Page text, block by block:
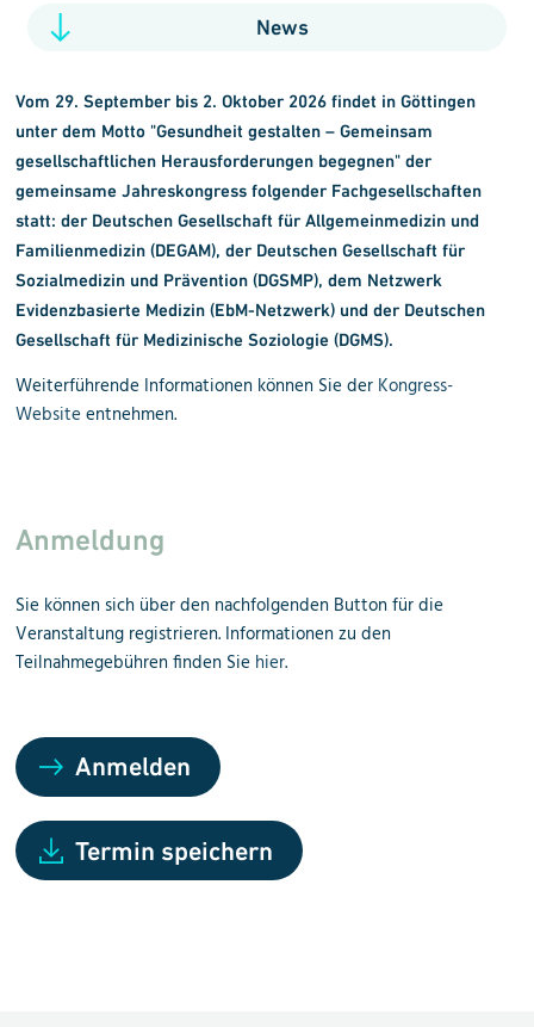
News
Vom 29. September bis 2. Oktober 2026 findet in Göttingen
unter dem Motto "Gesundheit gestalten – Gemeinsam
gesellschaftlichen Herausforderungen begegnen" der
gemeinsame Jahreskongress folgender Fachgesellschaften
statt: der Deutschen Gesellschaft für Allgemeinmedizin und
Familienmedizin (DEGAM), der Deutschen Gesellschaft für
Sozialmedizin und Prävention (DGSMP), dem Netzwerk
Evidenzbasierte Medizin (EbM-Netzwerk) und der Deutschen
Gesellschaft für Medizinische Soziologie (DGMS).
Weiterführende Informationen können Sie der Kongress-
Website entnehmen.
Anmeldung
Sie können sich über den nachfolgenden Button für die
Veranstaltung registrieren. Informationen zu den
Teilnahmegebühren finden Sie hier.
Anmelden
Termin speichern